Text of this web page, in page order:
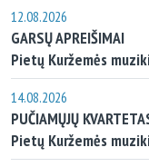
12.08.2026
GARSŲ APREIŠIMAI
Pietų Kuržemės
14.08.2026
PUČIAMŲJŲ
Pietų Kuržemės